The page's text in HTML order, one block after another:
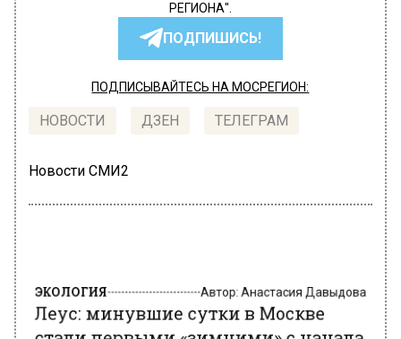
РЕГИОНА".
ПОДПИШИСЬ!
ПОДПИСЫВАЙТЕСЬ НА МОСРЕГИОН:
НОВОСТИ ДЗЕН ТЕЛЕГРАМ
Новости СМИ2
Леус: минувшие сутки в Москве
стали первыми «зимними» с начала